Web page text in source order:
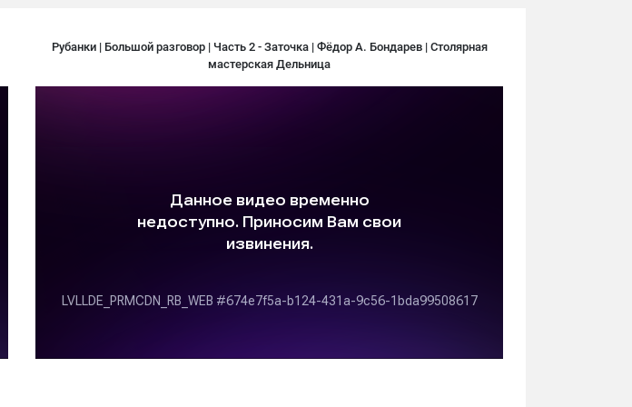
Рубанки | Большой разговор | Часть 2 - Заточка | Фёдор А. Бондарев | Столярная
мастерская Дельница